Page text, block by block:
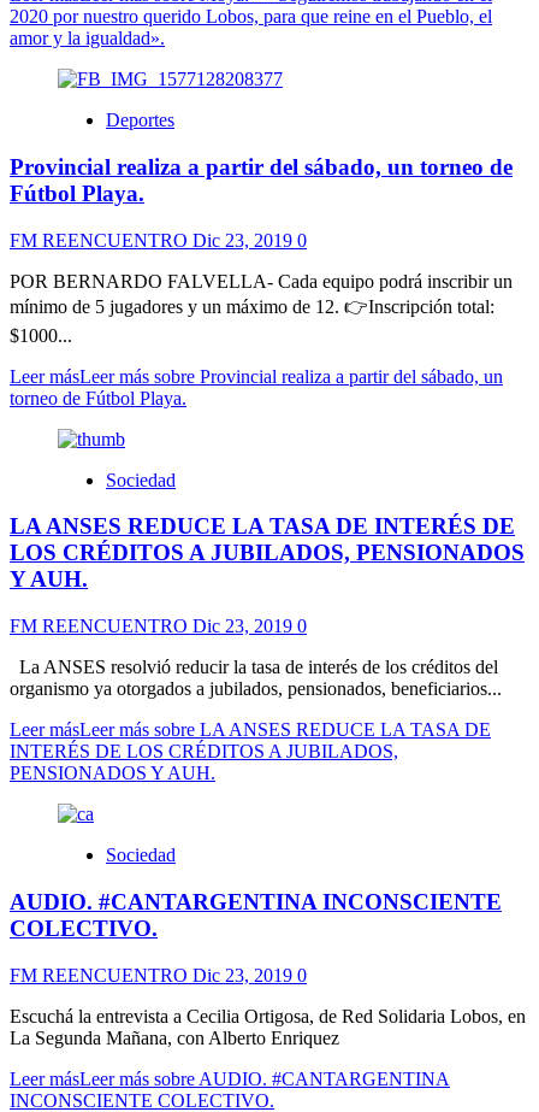
2020 por nuestro querido Lobos, para que reine en el Pueblo, el
amor y la igualdad».
Deportes
Provincial realiza a partir del sábado, un torneo de
Fútbol Playa.
FM REENCUENTRO Dic 23, 2019 0
POR BERNARDO FALVELLA- Cada equipo podrá inscribir un
mínimo de 5 jugadores y un máximo de 12. 👉Inscripción total:
$1000...
Leer másLeer más sobre Provincial realiza a partir del sábado, un
torneo de Fútbol Playa.
Sociedad
LA ANSES REDUCE LA TASA DE INTERÉS DE
LOS CRÉDITOS A JUBILADOS, PENSIONADOS
Y AUH.
FM REENCUENTRO Dic 23, 2019 0
La ANSES resolvió reducir la tasa de interés de los créditos del
organismo ya otorgados a jubilados, pensionados, beneficiarios...
Leer másLeer más sobre LA ANSES REDUCE LA TASA DE
INTERÉS DE LOS CRÉDITOS A JUBILADOS,
PENSIONADOS Y AUH.
Sociedad
AUDIO. #CANTARGENTINA INCONSCIENTE
COLECTIVO.
FM REENCUENTRO Dic 23, 2019 0
Escuchá la entrevista a Cecilia Ortigosa, de Red Solidaria Lobos, en
La Segunda Mañana, con Alberto Enriquez
Leer másLeer más sobre AUDIO. #CANTARGENTINA
INCONSCIENTE COLECTIVO.